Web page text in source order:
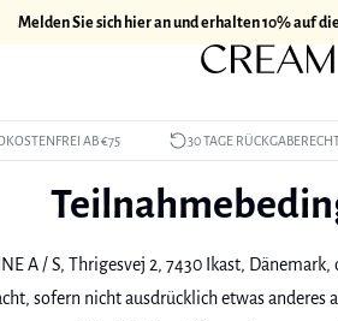
Melden Sie sich hier an und erhalten 10% auf
AB €75 30 TAGE
A / S, Thrigesvej 2, 7430 Ikast,
sofern nicht ausdrücklich etwas